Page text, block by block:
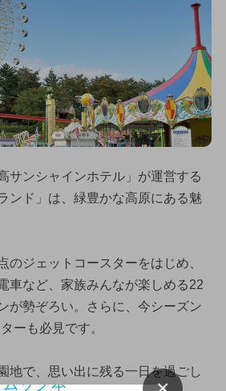
サンシャインホテル」が運営する
ンド」は、緑豊かな高原にある魅
のジェットコースターをはじめ、
車など、家族みんなが楽しめる22
が勢ぞろい。さらに、今シーズン
ーも必見です。
地で、思い出に残る一日を過ごし